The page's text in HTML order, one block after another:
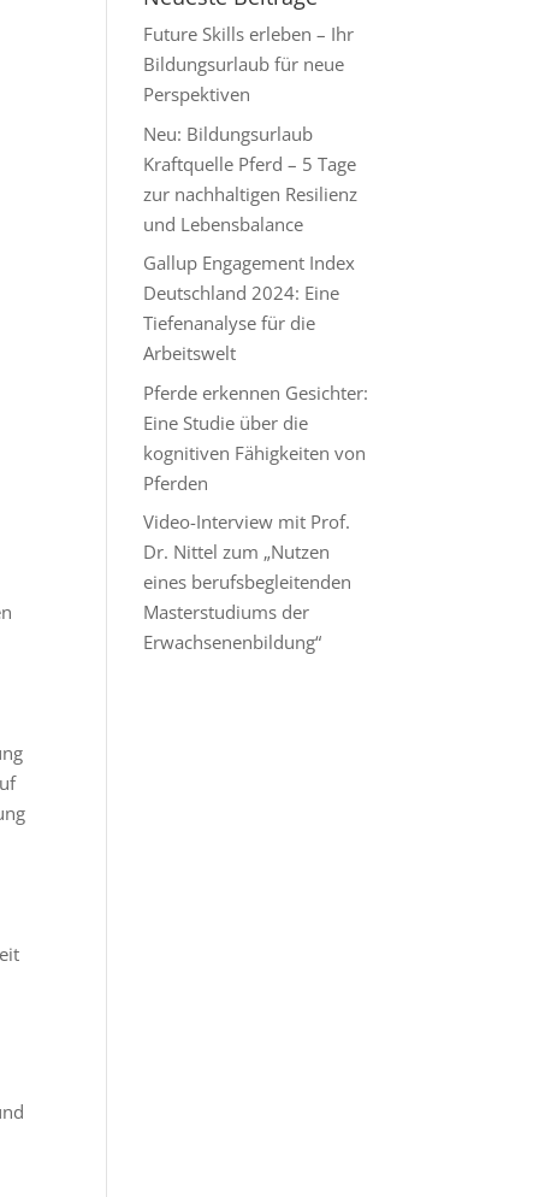
Future Skills erleben – Ihr
Bildungsurlaub für neue
Perspektiven
Neu: Bildungsurlaub
Kraftquelle Pferd – 5 Tage
zur nachhaltigen Resilienz
und Lebensbalance
Gallup Engagement Index
Deutschland 2024: Eine
Tiefenanalyse für die
Arbeitswelt
Pferde erkennen Gesichter:
Eine Studie über die
kognitiven Fähigkeiten von
Pferden
Video-Interview mit Prof.
Dr. Nittel zum „Nutzen
eines berufsbegleitenden
Masterstudiums der
Erwachsenenbildung“